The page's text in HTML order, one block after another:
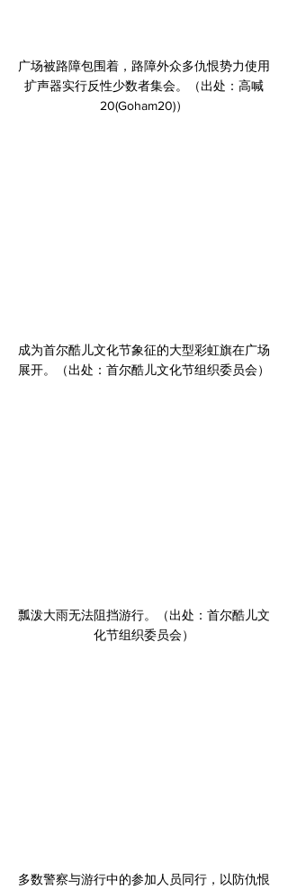
﻿广场被路障包围着，路障外众多仇恨势力使用
扩声器实行反性少数者集会。（出处：高喊
20(Goham20)）
﻿成为首尔酷儿文化节象征的大型彩虹旗在广场
展开。（出处：首尔酷儿文化节组织委员会）
﻿瓢泼大雨无法阻挡游行。（出处：首尔酷儿文
化节组织委员会）
﻿多数警察与游行中的参加人员同行，以防仇恨